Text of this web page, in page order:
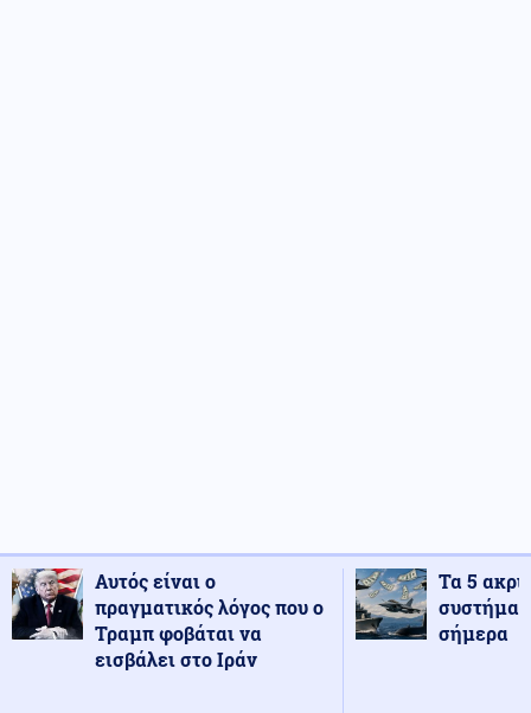
Αυτός είναι ο
πραγματικός λόγος που ο
Τραμπ φοβάται να
εισβάλει στο Ιράν
Τα 5
σήμερα